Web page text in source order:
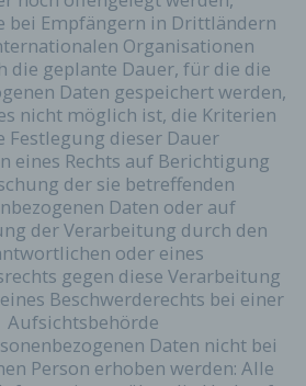
bei Empfängern in Drittländern
Organisationen
die geplante Dauer, für die die
Daten gespeichert werden,
nicht möglich ist, die Kriterien
Festlegung dieser Dauer
eines Rechts auf Berichtigung
der sie betreffenden
Daten oder auf
der Verarbeitung durch den
oder eines
gegen diese Verarbeitung
Beschwerderechts bei einer
Aufsichtsbehörde
Daten nicht bei
Person erhoben werden: Alle
dienen.
dieser allgemeinen Daten und
wird keine Rückschlüsse auf
Diese Informationen werden
um (1) die Inhalte unserer
auszuliefern, (2) die Inhalte
sowie die Werbung für diese
(3) die dauerhafte
unserer
Systeme und der
Internetseite zu gewährleisten
im Falle
die zur Strafverfolgung
bereitzustellen. Diese
Daten und Informationen
daher einerseits statistisch und